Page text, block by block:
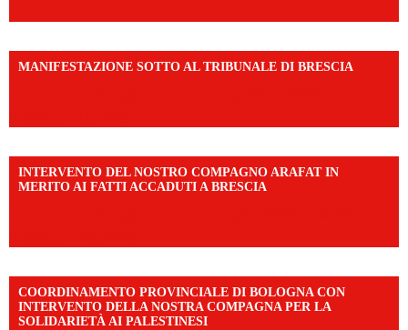
MANIFESTAZIONE SOTTO AL TRIBUNALE DI BRESCIA
INTERVENTO DEL NOSTRO COMPAGNO ARAFAT IN
MERITO AI FATTI ACCADUTI A BRESCIA
COORDINAMENTO PROVINCIALE DI BOLOGNA CON
INTERVENTO DELLA NOSTRA COMPAGNA PER LA
SOLIDARIETÀ AI PALESTINESI